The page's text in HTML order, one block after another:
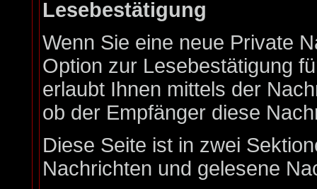
Lesebestätigung
Wenn Sie eine neue Private
Option zur Lesebestätigung
erlaubt Ihnen mittels der
ob der Empfänger diese
Diese Seite ist in zwei
Nachrichten und gelesene